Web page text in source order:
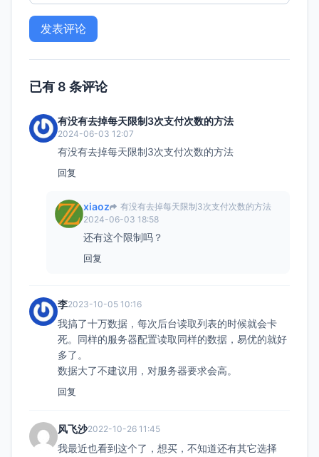
已有 8 条评论
有没有去掉每天限制3次支付次数的方法
2024-06-03 12:07
有没有去掉每天限制3次支付次数的方法
回复
xiaoz
有没有去掉每天限制3次支付次数的方法
2024-06-03 18:58
还有这个限制吗？
回复
李2023-10-05 10:16
我搞了十万数据，每次后台读取列表的时候就会卡
死。同样的服务器配置读取同样的数据，易优的就好
多了。
数据大了不建议用，对服务器要求会高。
回复
风飞沙2022-10-26 11:45
我最近也看到这个了，想买，不知道还有其它选择